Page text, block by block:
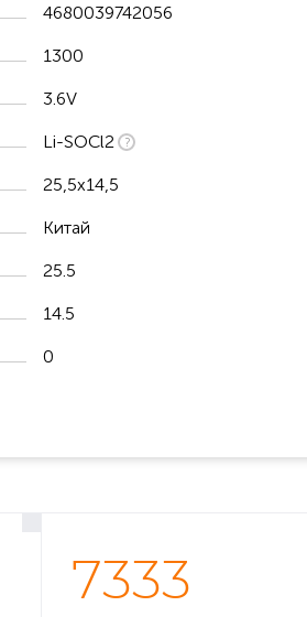
4680039742056
1300
3.6V
Li-SOCl2
25,5х14,5
Китай
25.5
14.5
0
7333